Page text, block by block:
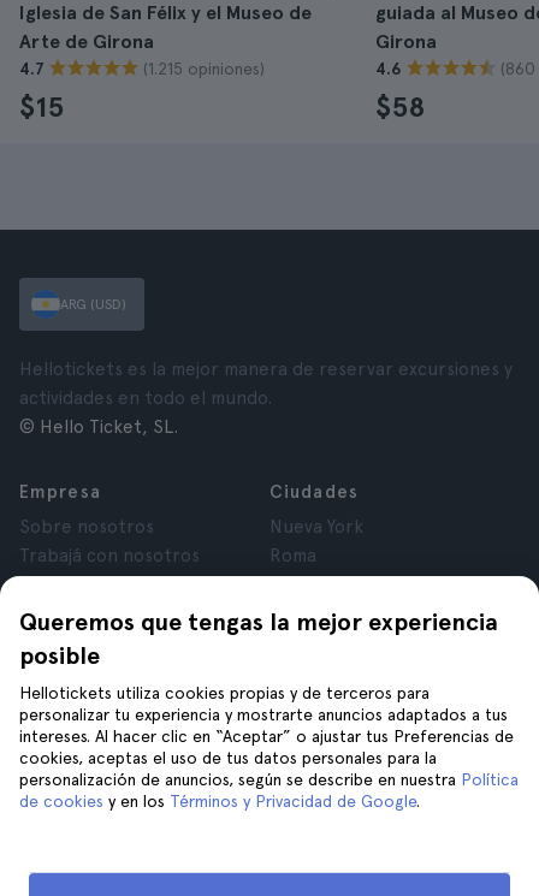
Iglesia de San Félix y el Museo de
Arte de Girona
4.7 (1.215 opiniones)
$15
guiada al Museo
Girona
4.6 (860
$58
Queremos que tengas la mejor experiencia
posible
Hellotickets utiliza cookies propias y de terceros para
personalizar tu experiencia y mostrarte anuncios adaptados a tus
intereses. Al hacer clic en “Aceptar” o ajustar tus Preferencias de
cookies, aceptas el uso de tus datos personales para la
personalización de anuncios, según se describe en nuestra Política
de cookies y en los Términos y Privacidad de Google.
ARG (USD)
Hellotickets es la mejor manera de reservar excursiones y
actividades en todo el mundo.
© Hello Ticket, SL.
Empresa
Sobre nosotros
Trabajá con nosotros
Opiniones
Privacidad
Términos y Condiciones
Aviso Legal
Cookies
Ciudades
Nueva York
Roma
Londres
Granada
Tenerife
Ayuda
Unite a nosotros en